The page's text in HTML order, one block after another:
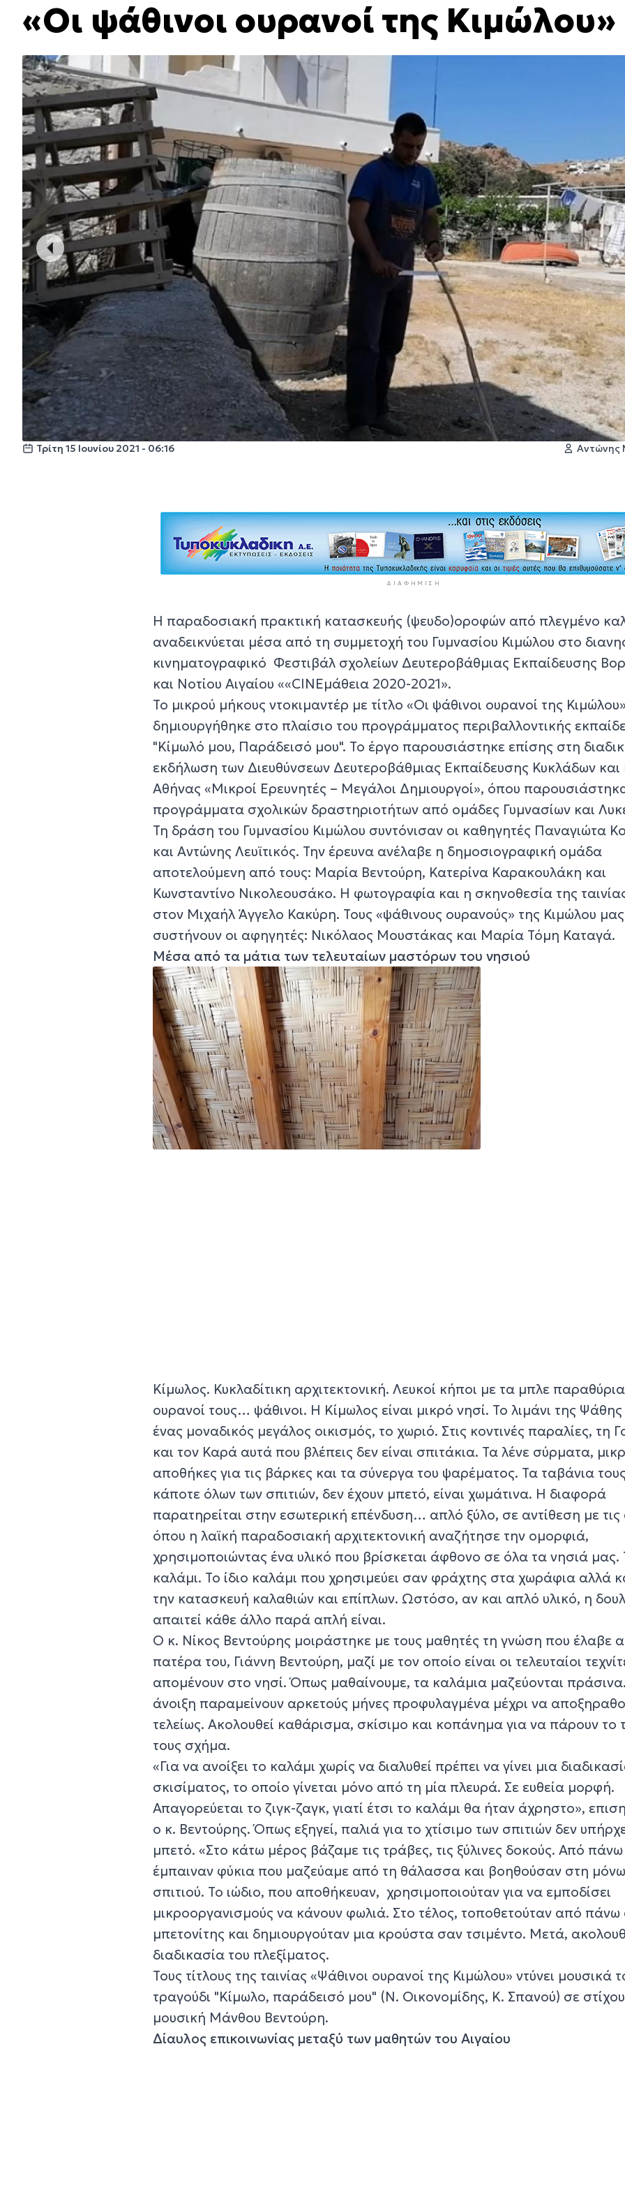
«Οι ψάθινοι ουρανοί της Κιμώλου»
Τρίτη 15 Ιουνίου 2021 - 06:16 Αντώνης
ΔΙΑΦΉΜΙΣΗ
Η παραδοσιακή πρακτική κατασκευής (ψευδο)οροφών από πλεγμένο
αναδεικνύεται μέσα από τη συμμετοχή του Γυμνασίου Κιμώλου στο
κινηματογραφικό Φεστιβάλ σχολείων Δευτεροβάθμιας Εκπαίδευσης
και Νοτίου Αιγαίου ««CINEμάθεια 2020-2021».
Το μικρού μήκους ντοκιμαντέρ με τίτλο «Οι ψάθινοι ουρανοί της Κιμώλου»
δημιουργήθηκε στο πλαίσιο του προγράμματος περιβαλλοντικής
"Κίμωλό μου, Παράδεισό μου". Το έργο παρουσιάστηκε επίσης στη
εκδήλωση των Διευθύνσεων Δευτεροβάθμιας Εκπαίδευσης Κυκλάδων και
Αθήνας «Μικροί Ερευνητές – Μεγάλοι Δημιουργοί», όπου
προγράμματα σχολικών δραστηριοτήτων από ομάδες Γυμνασίων και
Τη δράση του Γυμνασίου Κιμώλου συντόνισαν οι καθηγητές Παναγιώτα
και Αντώνης Λευϊτικός. Την έρευνα ανέλαβε η δημοσιογραφική ομάδα
αποτελούμενη από τους: Μαρία Βεντούρη, Κατερίνα Καρακουλάκη και
Κωνσταντίνο Νικολεουσάκο. Η φωτογραφία και η σκηνοθεσία της
στον Μιχαήλ Άγγελο Κακύρη. Τους «ψάθινους ουρανούς» της Κιμώλου μας
συστήνουν οι αφηγητές: Νικόλαος Μουστάκας και Μαρία Τόμη Καταγά.
Μέσα από τα μάτια των τελευταίων μαστόρων του νησιού
Κίμωλος. Κυκλαδίτικη αρχιτεκτονική. Λευκοί κήποι με τα μπλε παραθύρια
ουρανοί τους… ψάθινοι. Η Κίμωλος είναι μικρό νησί. Το λιμάνι της Ψάθης
ένας μοναδικός μεγάλος οικισμός, το χωριό. Στις κοντινές παραλίες, τη
και τον Καρά αυτά που βλέπεις δεν είναι σπιτάκια. Τα λένε σύρματα,
αποθήκες για τις βάρκες και τα σύνεργα του ψαρέματος. Τα ταβάνια
κάποτε όλων των σπιτιών, δεν έχουν μπετό, είναι χωμάτινα. Η διαφορά
παρατηρείται στην εσωτερική επένδυση… απλό ξύλο, σε αντίθεση με τις
όπου η λαϊκή παραδοσιακή αρχιτεκτονική αναζήτησε την ομορφιά,
χρησιμοποιώντας ένα υλικό που βρίσκεται άφθονο σε όλα τα νησιά μας.
καλάμι. Το ίδιο καλάμι που χρησιμεύει σαν φράχτης στα χωράφια αλλά
την κατασκευή καλαθιών και επίπλων. Ωστόσο, αν και απλό υλικό, η
απαιτεί κάθε άλλο παρά απλή είναι.
Ο κ. Νίκος Βεντούρης μοιράστηκε με τους μαθητές τη γνώση που έλαβε
πατέρα του, Γιάννη Βεντούρη, μαζί με τον οποίο είναι οι τελευταίοι
απομένουν στο νησί. Όπως μαθαίνουμε, τα καλάμια μαζεύονται
άνοιξη παραμείνουν αρκετούς μήνες προφυλαγμένα μέχρι να
τελείως. Ακολουθεί καθάρισμα, σκίσιμο και κοπάνημα για να πάρουν το
τους σχήμα.
«Για να ανοίξει το καλάμι χωρίς να διαλυθεί πρέπει να γίνει μια
σκισίματος, το οποίο γίνεται μόνο από τη μία πλευρά. Σε ευθεία μορφή.
Απαγορεύεται το ζιγκ-ζαγκ, γιατί έτσι το καλάμι θα ήταν άχρηστο»,
ο κ. Βεντούρης. Όπως εξηγεί, παλιά για το χτίσιμο των σπιτιών δεν
μπετό. «Στο κάτω μέρος βάζαμε τις τράβες, τις ξύλινες δοκούς. Από πάνω
έμπαιναν φύκια που μαζεύαμε από τη θάλασσα και βοηθούσαν στη
σπιτιού. Το ιώδιο, που αποθήκευαν, χρησιμοποιούταν για να εμποδίσει
μικροοργανισμούς να κάνουν φωλιά. Στο τέλος, τοποθετούταν από πάνω
μπετονίτης και δημιουργούταν μια κρούστα σαν τσιμέντο. Μετά,
διαδικασία του πλεξίματος.
Τους τίτλους της ταινίας «Ψάθινοι ουρανοί της Κιμώλου» ντύνει μουσικά
τραγούδι "Κίμωλο, παράδεισό μου" (Ν. Οικονομίδης, Κ. Σπανού) σε
μουσική Μάνθου Βεντούρη.
Δίαυλος επικοινωνίας μεταξύ των μαθητών του Αιγαίου